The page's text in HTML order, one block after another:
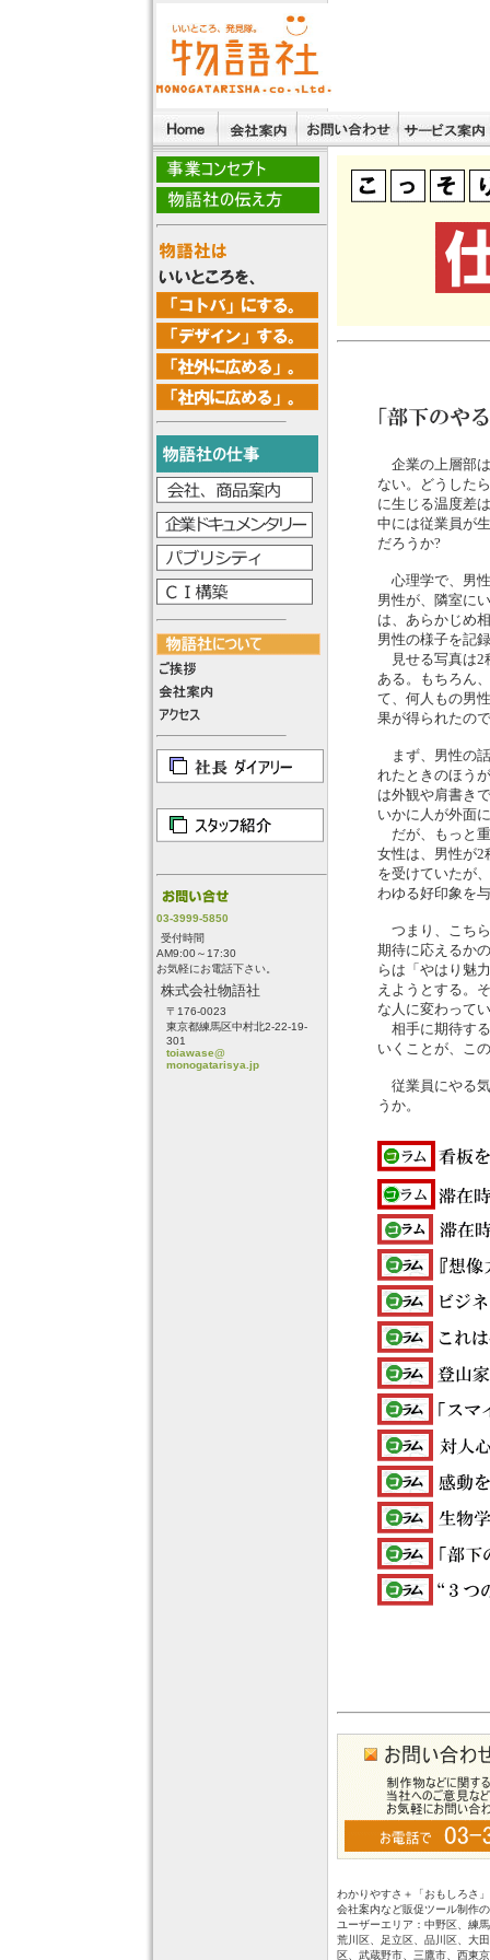
03-3999-5850
受付時間
AM9:00～17:30
お気軽にお電話下さい。
株式会社物語社
〒176-0023
東京都練馬区中村北2-22-19-
301
toiawase@
monogatarisya.jp
企業の上層部
ない。どうした
に生じる温度差
中には従業員が
だろうか?
心理学で、男
男性が、隣室に
は、あらかじめ
男性の様子を記
見せる写真は2
ある。もちろん
て、何人もの男
果が得られたの
まず、男性の
れたときのほう
は外観や肩書き
いかに人が外面
だが、もっと
女性は、男性が2
を受けていたが
わゆる好印象を
つまり、こち
期待に応えるか
らは「やはり魅
えようとする。
な人に変わって
相手に期待す
いくことが、こ
従業員にやる
うか。
わかりやすさ＋「おもしろさ
会社案内など販促ツール制作
ユーザーエリア：中野区、練
荒川区、足立区、品川区、大
区、武蔵野市、三鷹市、西東